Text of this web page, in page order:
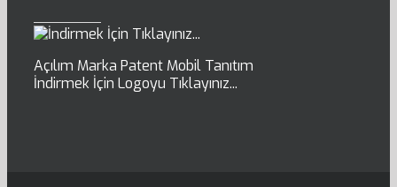
Açılım Marka Patent Mobil Tanıtım
İndirmek İçin Logoyu Tıklayınız...